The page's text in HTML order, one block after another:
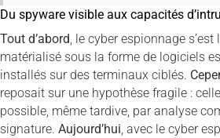
Du spyware visible aux capacités
Tout d’abord, le cyber espionnage
matérialisé sous la forme de logiciels
installés sur des terminaux ciblés.
reposait sur une hypothèse fragile :
possible, même tardive, par analyse
signature. Aujourd’hui, avec le cyber